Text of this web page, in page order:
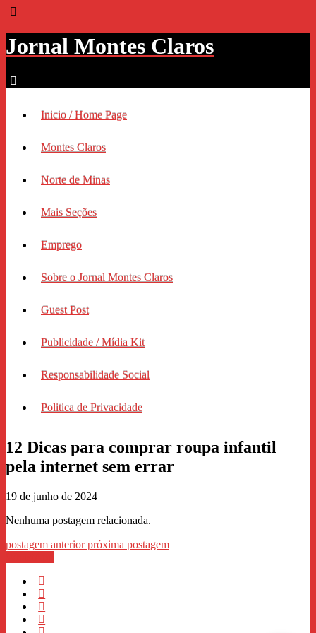
Jornal Montes Claros
Inicio / Home Page
Montes Claros
Norte de Minas
Mais Seções
Emprego
Sobre o Jornal Montes Claros
Guest Post
Publicidade / Mídia Kit
Responsabilidade Social
Politica de Privacidade
12 Dicas para comprar roupa infantil
pela internet sem errar
19 de junho de 2024
Nenhuma postagem relacionada.
postagem anteriorpróxima postagem